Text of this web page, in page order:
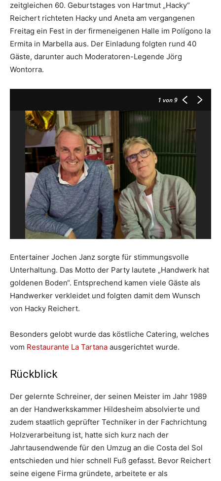
zeitgleichen 60. Geburtstages von Hartmut „Hacky“
Reichert richteten Hacky und Aneta am vergangenen
Freitag ein Fest in der firmeneigenen Halle im Polígono la
Ermita in Marbella aus. Der Einladung folgten rund 40
Gäste, darunter auch Moderatoren-Legende Jörg
Wontorra.
1 von 9
Entertainer Jochen Janz sorgte für stimmungsvolle
Unterhaltung. Das Motto der Party lautete „Handwerk hat
goldenen Boden“. Entsprechend kamen viele Gäste als
Handwerker verkleidet und folgten damit dem Wunsch
von Hacky Reichert.
Besonders gelobt wurde das köstliche Catering, welches
vom Restaurante La Tartana ausgerichtet wurde.
Rückblick
Der gelernte Schreiner, der seinen Meister im Jahr 1989
an der Handwerkskammer Hildesheim absolvierte und
zudem staatlich geprüfter Techniker in der Fachrichtung
Holzverarbeitung ist, hatte sich kurz nach der
Jahrtausendwende für den Umzug an die Costa del Sol
entschieden und hier schnell Fuß gefasst. Bevor Reichert
seine eigene Firma gründete, arbeitete er als